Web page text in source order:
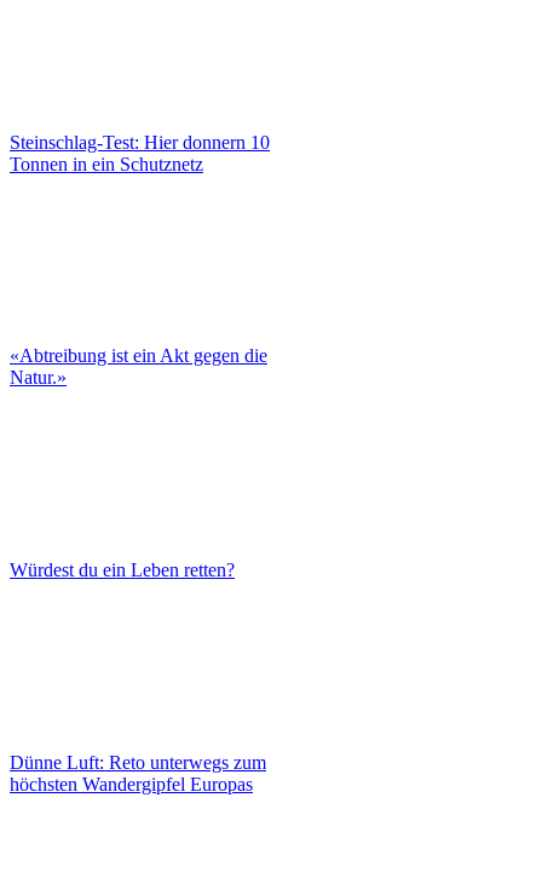
Steinschlag-Test: Hier donnern 10
Tonnen in ein Schutznetz
«Abtreibung ist ein Akt gegen die
Natur.»
Würdest du ein Leben retten?
Dünne Luft: Reto unterwegs zum
höchsten Wandergipfel Europas